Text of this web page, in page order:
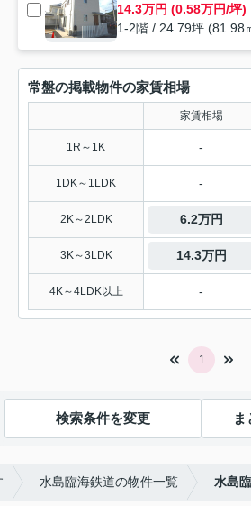
14.3万円 (0.58万円/坪)
1-2階 / 24.79坪 (81.98
常盤の掲載物件の家賃相場
家賃相場
1R～1K -
1DK～1LDK -
2K～2LDK 6.2万円
3K～3LDK 14.3万円
4K～4LDK以上 -
1
検索条件を変更
水島臨海鉄道の物件一覧 水島